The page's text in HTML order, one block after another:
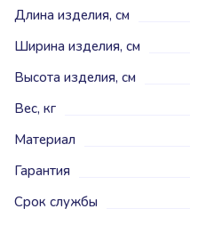
Длина изделия, см
Ширина изделия, см
Высота изделия, см
Вес, кг
Материал
Гарантия
Срок службы